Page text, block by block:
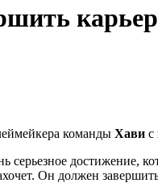
команды Хави с
достижение,
Он должен